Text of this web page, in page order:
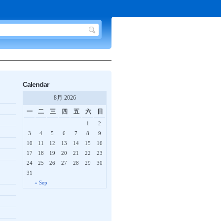
Calendar
8月 2026
一
二 三 四 五 六 日
« Sep
1
2
3
4 5 6 7 8
9
10
11 12 13 14 15
16
17
18 19 20 21 22
23
24
25 26 27 28 29
30
31